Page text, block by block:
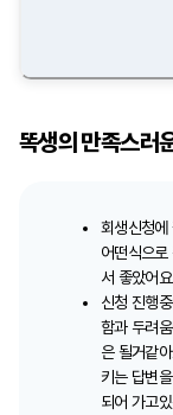
똑생의 만족스러
회생신청에
어떤식으
서 좋았어
신청 진행
함과 두려
은 될거같
키는 답변
되어 가고